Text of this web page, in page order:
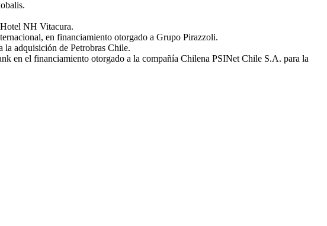
NH Vitacura.
en financiamiento otorgado a Grupo Pirazzoli.
adquisición de Petrobras Chile.
en el financiamiento otorgado a la compañía Chilena PSINet Chile S.A. para la